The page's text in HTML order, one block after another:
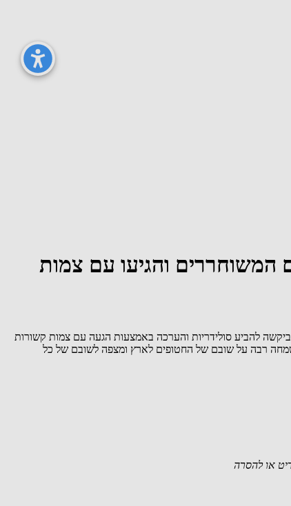
המשוחררים והגיעו עם צמות
להביע סולידריות והערכה באמצעות הגעה עם צמות קשורות
והגיעו עם צמות וסרט צהוב. הקהילה הביעה שמחה רבה על שובם של החטופים לארץ ומצפה לשובם של כל
או להסרה